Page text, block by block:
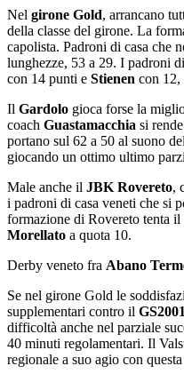
Nel girone Gold, arrancano
della classe del girone. La
capolista. Padroni di casa che
lunghezze, 53 a 29. I padroni
con 14 punti e Stienen con
Il Gardolo gioca forse la
coach Guastamacchia si
portano sul 62 a 50 al suono
giocando un ottimo ultimo
Male anche il JBK Rovereto,
i padroni di casa veneti che si
formazione di Rovereto tenta
Morellato a quota 10.
Derby veneto fra Abano
Se nel girone Gold le
supplementari contro il
difficoltà anche nel parziale
40 minuti regolamentari. Il
regionale a suo agio con